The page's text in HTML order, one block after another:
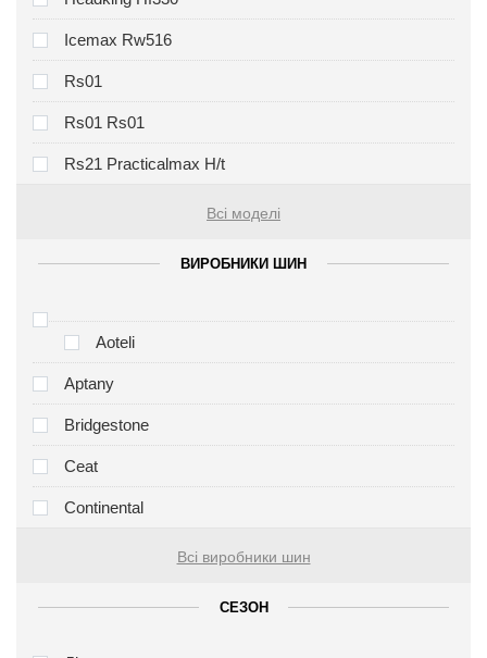
Icemax Rw516
Rs01
Rs01 Rs01
Rs21 Practicalmax H/t
Всі моделі
ВИРОБНИКИ ШИН
Aoteli
Aptany
Bridgestone
Ceat
Continental
Всі виробники шин
СЕЗОН